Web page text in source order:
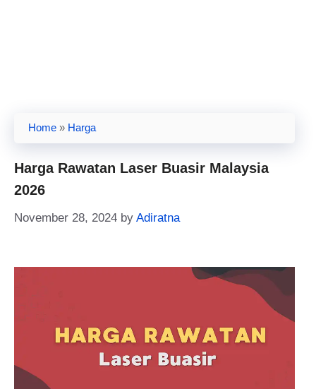
Home » Harga
Harga Rawatan Laser Buasir Malaysia
2026
November 28, 2024 by Adiratna